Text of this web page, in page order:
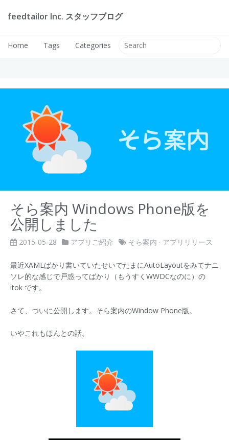
feedtailor Inc. スタッフブログ
Home Tags Categories
そら案内 Windows Phone版を
公開しました
2015-05-28 アプリご紹介 そら案内 · アプリリリース
最近XAMLばかり書いていたせいでたまにAutoLayoutをみてナニ
ソレ的な感じで戸惑ってばかり（もうすくWWDCなのに）の
itok です。
さて、ついに公開します。そら案内のWindow Phone版。
いやこれもほんとの話。